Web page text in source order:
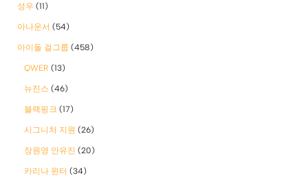
성우 (11)
아나운서 (54)
아이돌 걸그룹 (458)
QWER (13)
뉴진스 (46)
블랙핑크 (17)
시그니처 지원 (26)
장원영 안유진 (20)
카리나 윈터 (34)